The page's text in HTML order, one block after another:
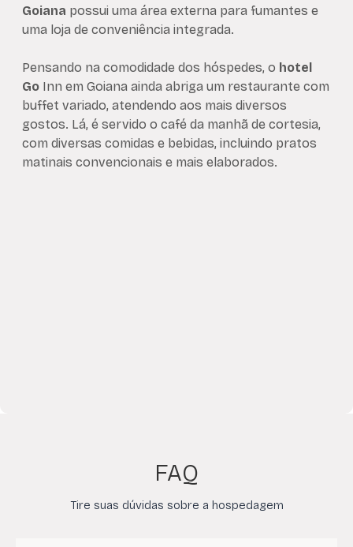
Goiana possui uma área externa para fumantes e
uma loja de conveniência integrada.
Pensando na comodidade dos hóspedes, o hotel
Go Inn em Goiana ainda abriga um restaurante com
buffet variado, atendendo aos mais diversos
gostos. Lá, é servido o café da manhã de cortesia,
com diversas comidas e bebidas, incluindo pratos
matinais convencionais e mais elaborados.
FAQ
Tire suas dúvidas sobre a hospedagem